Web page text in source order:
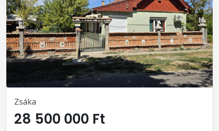
Zsáka
28 500 000 Ft